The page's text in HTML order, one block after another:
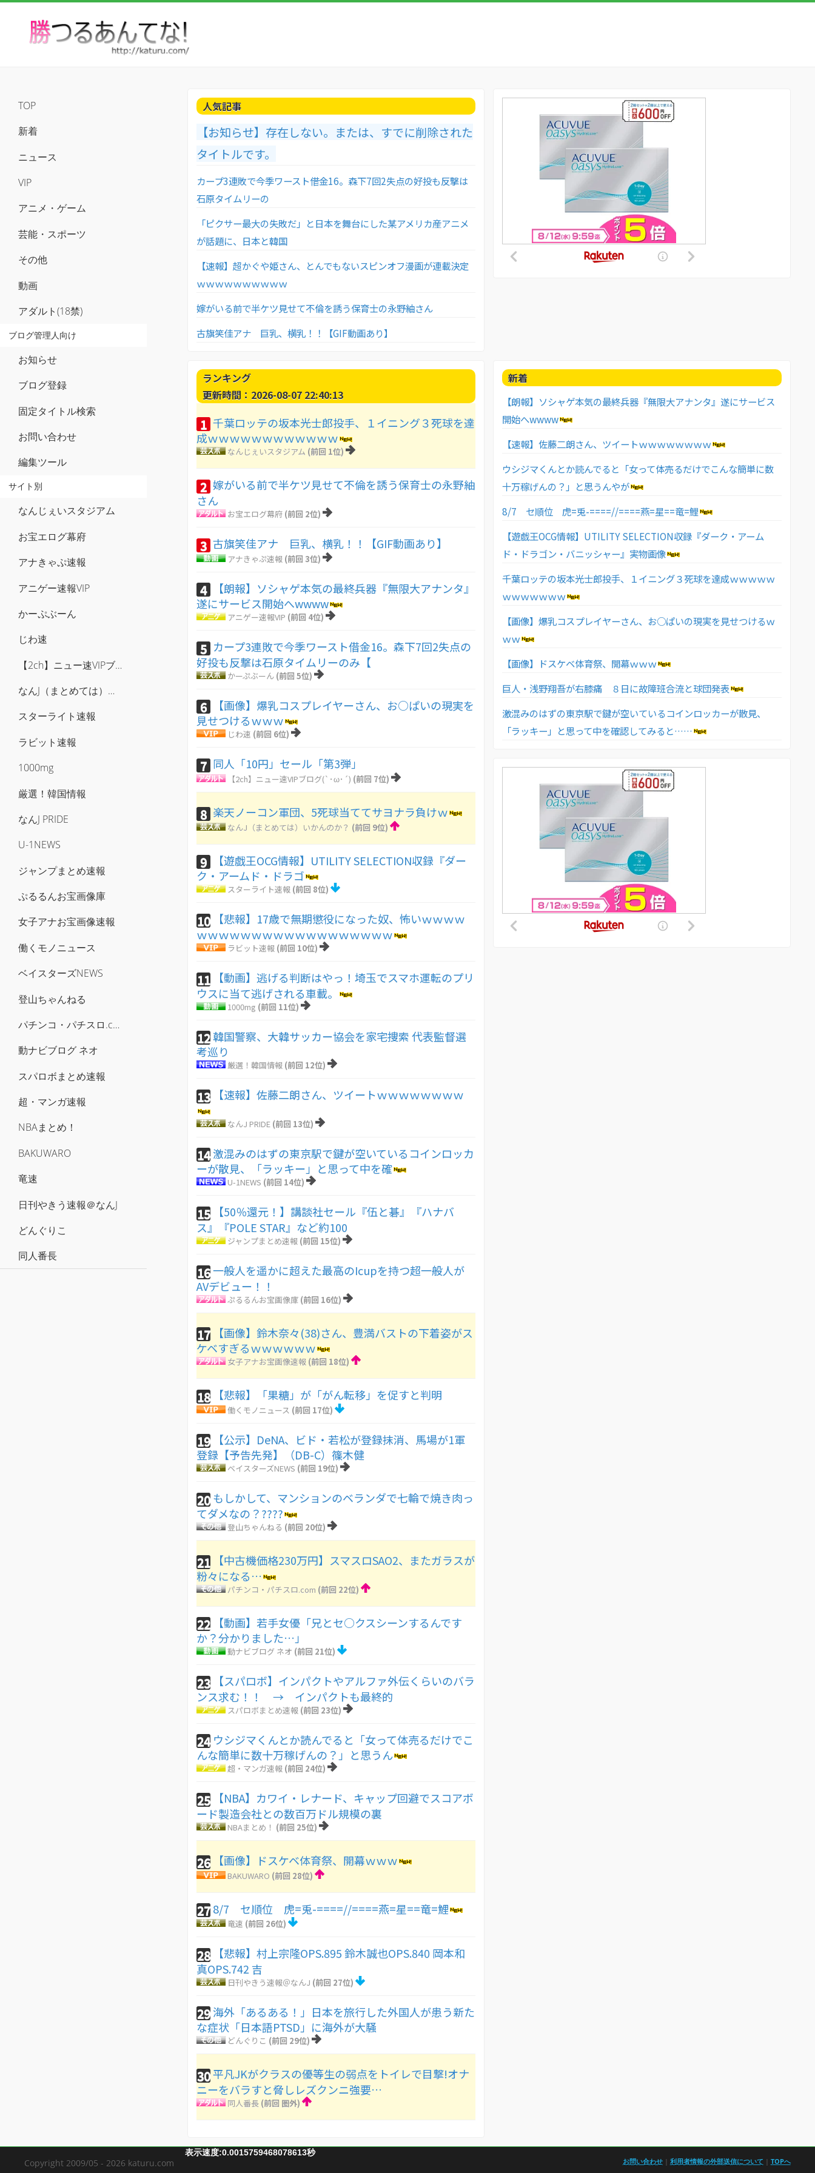
人気記事
【お知らせ】存在しない。または、すでに削除された
タイトルです。
カープ3連敗で今季ワースト借金16。森下7回2失点の好投も反撃は
石原タイムリーの
「ピクサー最大の失敗だ」と日本を舞台にした某アメリカ産アニメ
が話題に、日本と韓国
【速報】超かぐや姫さん、とんでもないスピンオフ漫画が連載決定
ｗｗｗｗｗｗｗｗｗｗ
嫁がいる前で半ケツ見せて不倫を誘う保育士の永野紬さん
古旗笑佳アナ 巨乳、横乳！！【GIF動画あり】
ランキング
更新時間：2026-08-07 22:40:13
1 千葉ロッテの坂本光士郎投手、１イニング３死球を達
成ｗｗｗｗｗｗｗｗｗｗｗｗ
なんじぇいスタジアム (前回 1位)
2 嫁がいる前で半ケツ見せて不倫を誘う保育士の永野紬
さん
お宝エログ幕府 (前回 2位)
3 古旗笑佳アナ 巨乳、横乳！！【GIF動画あり】
アナきゃぷ速報 (前回 3位)
4
【朗報】ソシャゲ本気の最終兵器『無限大アナンタ』
遂にサービス開始へwwww
アニゲー速報VIP (前回 4位)
5 カープ3連敗で今季ワースト借金16。森下7回2失点の
好投も反撃は石原タイムリーのみ【
かーぷぶーん (前回 5位)
6
【画像】爆乳コスプレイヤーさん、お○ぱいの現実を
見せつけるｗｗｗ
じわ速 (前回 6位)
7 同人「10円」セール「第3弾」
【2ch】ニュー速VIPブログ(`･ω･´) (前回 7位)
8 楽天ノーコン軍団、5死球当ててサヨナラ負けｗ
なんJ（まとめては）いかんのか？ (前回 9位)
9
【遊戯王OCG情報】UTILITY SELECTION収録『ダー
ク・アームド・ドラゴ
スターライト速報 (前回 8位)
10
【悲報】17歳で無期懲役になった奴、怖いｗｗｗｗ
ｗｗｗｗｗｗｗｗｗｗｗｗｗｗｗｗｗｗ
ラビット速報 (前回 10位)
11
【動画】逃げる判断はやっ！埼玉でスマホ運転のプリ
ウスに当て逃げされる車載。
1000mg (前回 11位)
12韓国警察、大韓サッカー協会を家宅捜索 代表監督選
考巡り
厳選！韓国情報 (前回 12位)
13 【速報】佐藤二朗さん、ツイートｗｗｗｗｗｗｗｗ
なんJ PRIDE (前回 13位)
14 激混みのはずの東京駅で鍵が空いているコインロッカ
ーが散見、「ラッキー」と思って中を確
U-1NEWS (前回 14位)
15
【50％還元！】講談社セール『伍と碁』『ハナバ
ス』『POLE STAR』など約100
ジャンプまとめ速報 (前回 15位)
16一般人を遥かに超えた最高のIcupを持つ超一般人が
AVデビュー！！
ぷるるんお宝画像庫 (前回 16位)
17
【画像】鈴木奈々(38)さん、豊満バストの下着姿がス
ケベすぎるｗｗｗｗｗｗ
女子アナお宝画像速報 (前回 18位)
18 【悲報】「果糖」が「がん転移」を促すと判明
働くモノニュース (前回 17位)
19
【公示】DeNA、ビド・若松が登録抹消、馬場が1軍
登録【予告先発】（DB-C）篠木健
ベイスターズNEWS (前回 19位)
20 もしかして、マンションのベランダで七輪で焼き肉っ
てダメなの？????
登山ちゃんねる (前回 20位)
21
【中古機価格230万円】スマスロSAO2、またガラスが
粉々になる…
パチンコ・パチスロ.com (前回 22位)
22
【動画】若手女優「兄とセ○クスシーンするんです
か？分かりました…」
動ナビブログ ネオ (前回 21位)
23
【スパロボ】インパクトやアルファ外伝くらいのバラ
ンス求む！！ → インパクトも最終的
スパロボまとめ速報 (前回 23位)
24 ウシジマくんとか読んでると「女って体売るだけでこ
んな簡単に数十万稼げんの？」と思うん
超・マンガ速報 (前回 24位)
25
【NBA】カワイ・レナード、キャップ回避でスコアボ
ード製造会社との数百万ドル規模の裏
NBAまとめ！ (前回 25位)
26 【画像】ドスケベ体育祭、開幕ｗｗｗ
BAKUWARO (前回 28位)
27 8/7 セ順位 虎=兎-====//====燕=星==竜=鯉
竜速 (前回 26位)
28
【悲報】村上宗隆OPS.895 鈴木誠也OPS.840 岡本和
真OPS.742 吉
日刊やきう速報＠なんJ (前回 27位)
29 海外「あるある！」日本を旅行した外国人が患う新た
な症状「日本語PTSD」に海外が大騒
どんぐりこ (前回 29位)
30平凡JKがクラスの優等生の弱点をトイレで目撃!オナ
ニーをバラすと脅しレズクンニ強要…
同人番長 (前回 圏外)
新着
【朗報】ソシャゲ本気の最終兵器『無限大アナンタ』遂にサービス
開始へwwww
【速報】佐藤二朗さん、ツイートｗｗｗｗｗｗｗｗ
ウシジマくんとか読んでると「女って体売るだけでこんな簡単に数
十万稼げんの？」と思うんやが
8/7 セ順位 虎=兎-====//====燕=星==竜=鯉
【遊戯王OCG情報】UTILITY SELECTION収録『ダーク・アーム
ド・ドラゴン・バニッシャー』実物画像
千葉ロッテの坂本光士郎投手、１イニング３死球を達成ｗｗｗｗｗ
ｗｗｗｗｗｗｗ
【画像】爆乳コスプレイヤーさん、お○ぱいの現実を見せつけるｗ
ｗｗ
【画像】ドスケベ体育祭、開幕ｗｗｗ
巨人・浅野翔吾が右膝痛 ８日に故障班合流と球団発表
激混みのはずの東京駅で鍵が空いているコインロッカーが散見、
「ラッキー」と思って中を確認してみると……
TOP
新着
ニュース
VIP
アニメ・ゲーム
芸能・スポーツ
その他
動画
アダルト(18禁)
ブログ管理人向け
お知らせ
ブログ登録
固定タイトル検索
お問い合わせ
編集ツール
サイト別
なんじぇいスタジアム
お宝エログ幕府
アナきゃぷ速報
アニゲー速報VIP
かーぷぶーん
じわ速
【2ch】ニュー速VIPブログ(`･ω･´)
なんJ（まとめては）いかんのか？
スターライト速報
ラビット速報
1000mg
厳選！韓国情報
なんJ PRIDE
U-1NEWS
ジャンプまとめ速報
ぷるるんお宝画像庫
女子アナお宝画像速報
働くモノニュース
ベイスターズNEWS
登山ちゃんねる
パチンコ・パチスロ.com
動ナビブログ ネオ
スパロボまとめ速報
超・マンガ速報
NBAまとめ！
BAKUWARO
竜速
日刊やきう速報＠なんJ
どんぐりこ
同人番長
Copyright 2009/05 - 2026 katuru.com お問い合わせ| 利用者情報の外部送信について | TOPへ
表示速度:0.0015759468078613秒